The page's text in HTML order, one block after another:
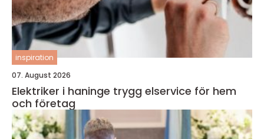
inspiration
07. August 2026
Elektriker i haninge trygg elservice för hem
och företag